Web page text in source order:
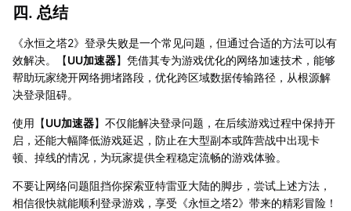
四. 总结
《永恒之塔2》登录失败是一个常见问题，但通过合适的方法可以有
效解决。【UU加速器】凭借其专为游戏优化的网络加速技术，能够
帮助玩家绕开网络拥堵路段，优化跨区域数据传输路径，从根源解
决登录阻碍。
使用【UU加速器】不仅能解决登录问题，在后续游戏过程中保持开
启，还能大幅降低游戏延迟，防止在大型副本或阵营战中出现卡
顿、掉线的情况，为玩家提供全程稳定流畅的游戏体验。
不要让网络问题阻挡你探索亚特雷亚大陆的脚步，尝试上述方法，
相信很快就能顺利登录游戏，享受《永恒之塔2》带来的精彩冒险！